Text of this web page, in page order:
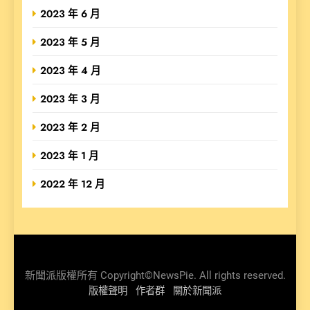
2023 年 6 月
2023 年 5 月
2023 年 4 月
2023 年 3 月
2023 年 2 月
2023 年 1 月
2022 年 12 月
新聞派版權所有 Copyright©NewsPie. All rights reserved.
版權聲明 作者群 關於新聞派